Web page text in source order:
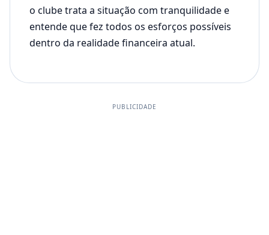
o clube trata a situação com tranquilidade e
entende que fez todos os esforços possíveis
dentro da realidade financeira atual.
PUBLICIDADE